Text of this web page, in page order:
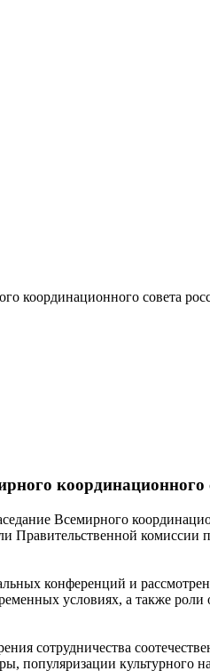
координационного совета
координационного
Всемирного
комиссии
конференций и
условиях, а также
сотрудничества
популяризации